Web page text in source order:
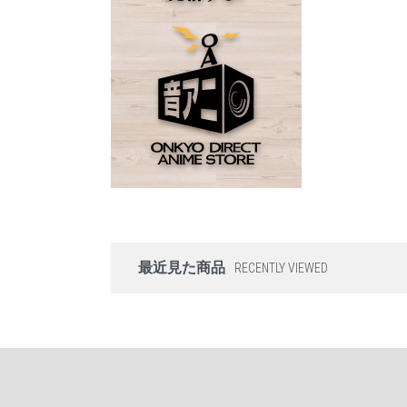
最近見た商品 RECENTLY VIEWED